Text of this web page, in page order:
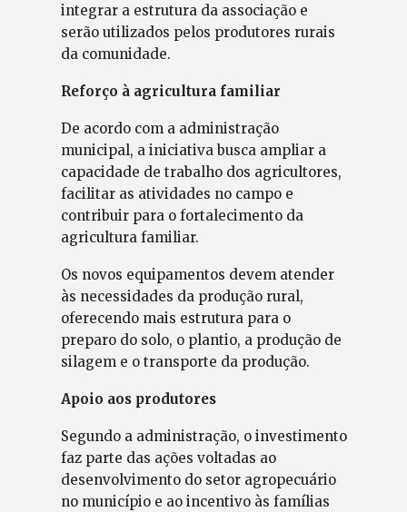
integrar a estrutura da associação e
serão utilizados pelos produtores rurais
da comunidade.
Reforço à agricultura familiar
De acordo com a administração
municipal, a iniciativa busca ampliar a
capacidade de trabalho dos agricultores,
facilitar as atividades no campo e
contribuir para o fortalecimento da
agricultura familiar.
Os novos equipamentos devem atender
às necessidades da produção rural,
oferecendo mais estrutura para o
preparo do solo, o plantio, a produção de
silagem e o transporte da produção.
Apoio aos produtores
Segundo a administração, o investimento
faz parte das ações voltadas ao
desenvolvimento do setor agropecuário
no município e ao incentivo às famílias